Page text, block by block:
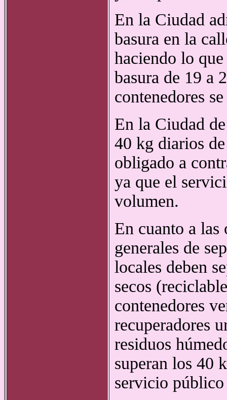
En la Ciudad
basura en la
haciendo lo
basura de 19 a
contenedores
En la Ciudad
40 kg diarios
obligado a
ya que el
volumen.
En cuanto a las
generales de
locales deben
secos
contenedores
recuperadores
residuos
superan los 40
servicio